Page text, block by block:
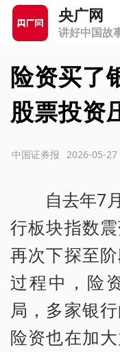
央广网
讲好中国故
险资买了
股票投资
2026-05-
中国证券报
自去年7月
行板块指数
再次下探至
过程中，险
局，多家银
险资也在加